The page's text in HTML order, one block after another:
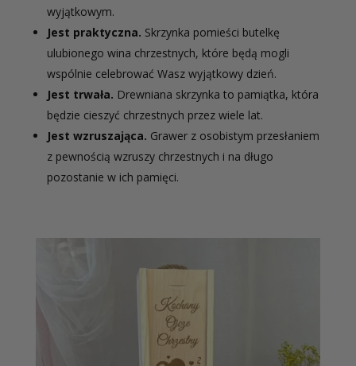
wyjątkowym.
Jest praktyczna. Skrzynka pomieści butelkę
ulubionego wina chrzestnych, które będą mogli
wspólnie celebrować Wasz wyjątkowy dzień.
Jest trwała. Drewniana skrzynka to pamiątka, która
będzie cieszyć chrzestnych przez wiele lat.
Jest wzruszająca. Grawer z osobistym przesłaniem
z pewnością wzruszy chrzestnych i na długo
pozostanie w ich pamięci.